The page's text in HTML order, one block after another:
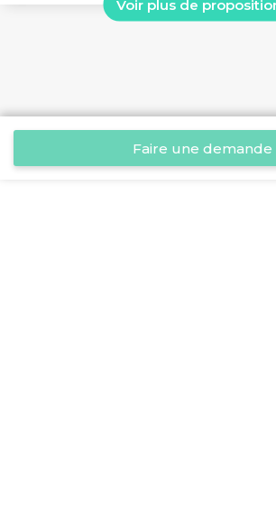
Voir plus de
Faire une demande